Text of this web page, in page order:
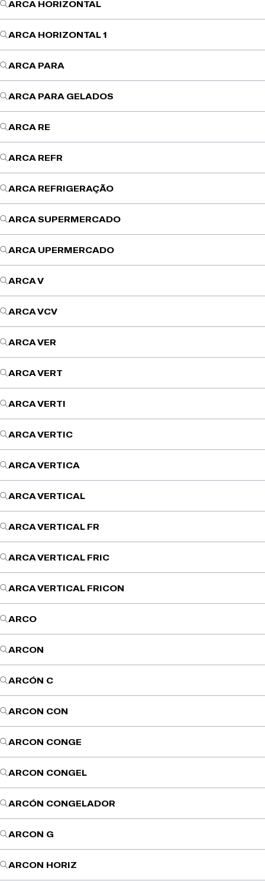
ARCA HORIZONTAL
ARCA HORIZONTAL 1
ARCA PARA
ARCA PARA GELADOS
ARCA RE
ARCA REFR
ARCA REFRIGERAÇÃO
ARCA SUPERMERCADO
ARCA UPERMERCADO
ARCA V
ARCA VCV
ARCA VER
ARCA VERT
ARCA VERTI
ARCA VERTIC
ARCA VERTICA
ARCA VERTICAL
ARCA VERTICAL FR
ARCA VERTICAL FRIC
ARCA VERTICAL FRICON
ARCO
ARCON
ARCÓN C
ARCON CON
ARCON CONGE
ARCON CONGEL
ARCÓN CONGELADOR
ARCON G
ARCON HORIZ